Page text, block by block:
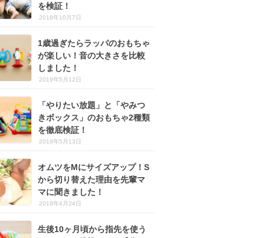
を検証！
2018年10月7日
1歳過ぎたらラッパのおもちゃ
が楽しい！音の大きさを比較
しました！
2019年5月12日
「やりたい放題」と「やみつ
きボックス」のおもちゃ2種類
を徹底検証！
2019年5月13日
オムツをMにサイズアップ！S
から切り替えた理由を先輩マ
マに聞きました！
2019年4月24日
生後10ヶ月頃から指先を使う